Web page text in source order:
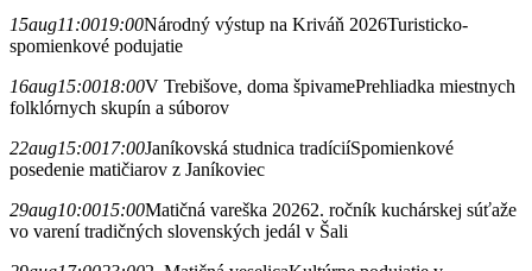
15aug11:0019:00Národný výstup na Kriváň 2026Turisticko-
spomienkové podujatie
16aug15:0018:00V Trebišove, doma špivamePrehliadka miestnych
folklórnych skupín a súborov
22aug15:0017:00Janíkovská studnica tradíciíSpomienkové
posedenie matičiarov z Janíkoviec
29aug10:0015:00Matičná vareška 20262. ročník kuchárskej súťaže
vo varení tradičných slovenských jedál v Šali